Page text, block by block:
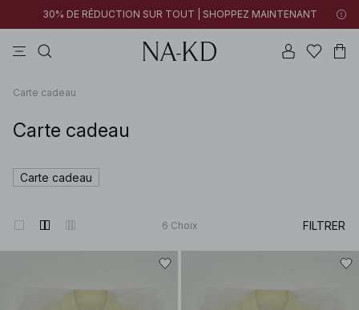
30% DE RÉDUCTION SUR TOUT | SHOPPEZ MAINTENANT
Carte cadeau
Carte cadeau
Carte cadeau
6 Choix FILTRER